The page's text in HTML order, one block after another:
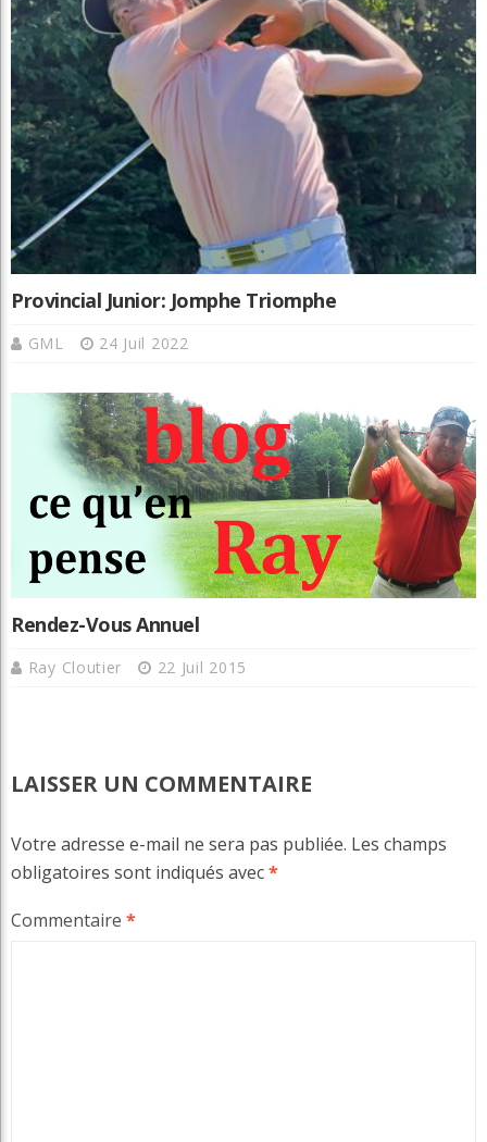
Provincial Junior: Jomphe Triomphe
GML 24 Juil 2022
Rendez-Vous Annuel
Ray Cloutier 22 Juil 2015
LAISSER UN COMMENTAIRE
Votre adresse e-mail ne sera pas publiée. Les champs
obligatoires sont indiqués avec*
Commentaire *